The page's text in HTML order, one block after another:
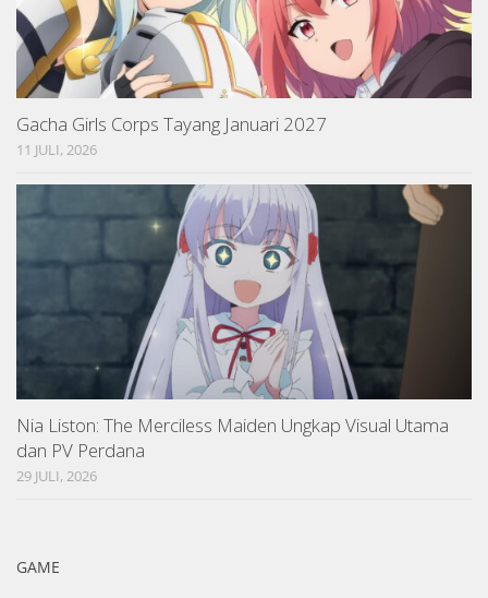
Gacha Girls Corps Tayang Januari 2027
11 JULI, 2026
Nia Liston: The Merciless Maiden Ungkap Visual Utama
dan PV Perdana
29 JULI, 2026
GAME